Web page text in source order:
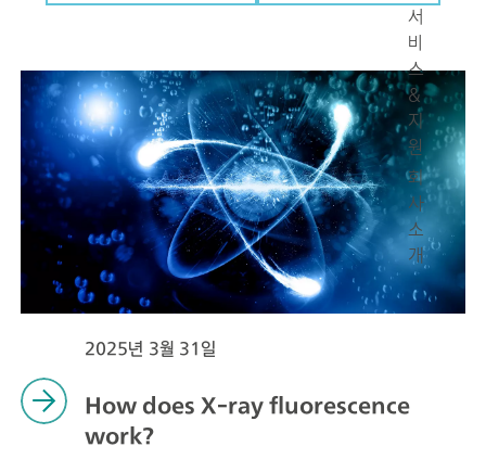
서
비
스
&
지
원
회
사
소
개
2025년 3월 31일
How does X-ray fluorescence
work?